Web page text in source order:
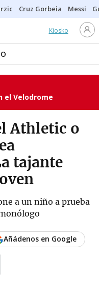
Cruz Gorbeia Messi
Kiosko
el Velodrome
Athletic o
tajante
a un niño a prueba
Añádenos en Google